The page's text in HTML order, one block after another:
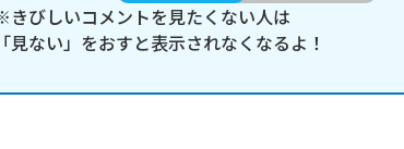
きびしいコメントを見たくない人は
「見ない」をおすと表示されなくなるよ！